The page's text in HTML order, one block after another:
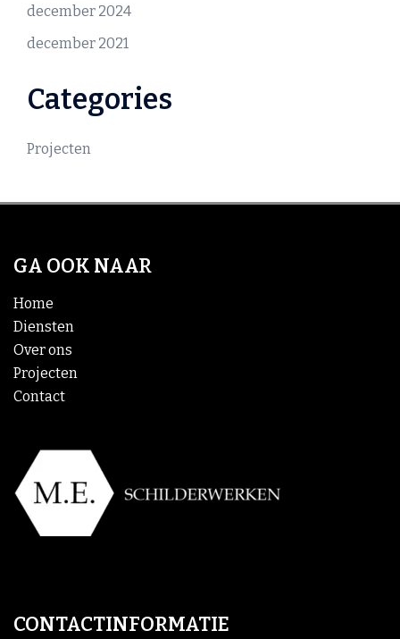
december 2024
december 2021
Categories
Projecten
GA OOK NAAR
Home
Diensten
Over ons
Projecten
Contact
CONTACTINFORMATIE